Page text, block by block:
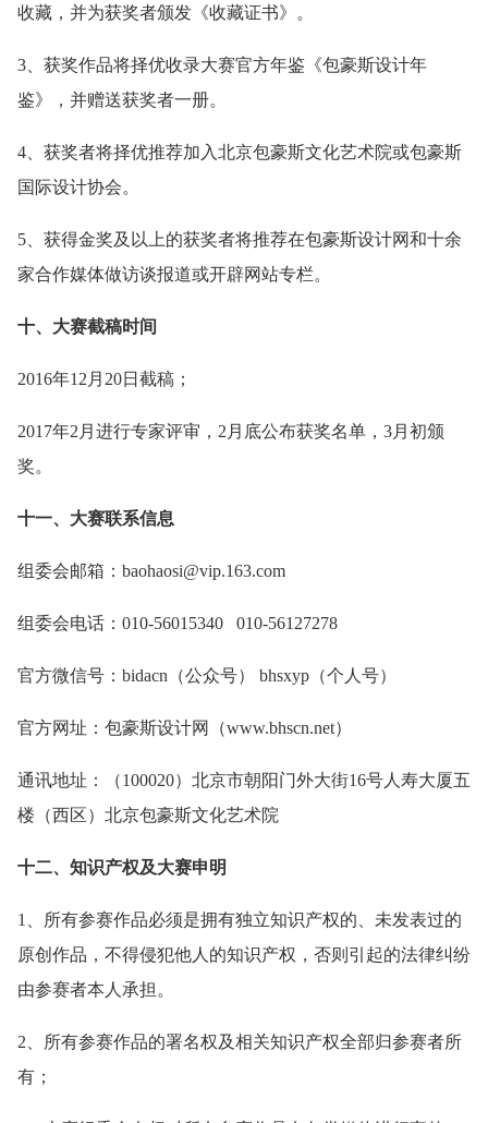
收藏，并为获奖者颁发《收藏证书》。
3、获奖作品将择优收录大赛官方年鉴《包豪斯设计年
鉴》，并赠送获奖者一册。
4、获奖者将择优推荐加入北京包豪斯文化艺术院或包豪斯
国际设计协会。
5、获得金奖及以上的获奖者将推荐在包豪斯设计网和十余
家合作媒体做访谈报道或开辟网站专栏。
十、大赛截稿时间
2016年12月20日截稿；
2017年2月进行专家评审，2月底公布获奖名单，3月初颁
奖。
十一、大赛联系信息
组委会邮箱：baohaosi@vip.163.com
组委会电话：010-56015340 010-56127278
官方微信号：bidacn（公众号） bhsxyp（个人号）
官方网址：包豪斯设计网（www.bhscn.net）
通讯地址：（100020）北京市朝阳门外大街16号人寿大厦五
楼（西区）北京包豪斯文化艺术院
十二、知识产权及大赛申明
1、所有参赛作品必须是拥有独立知识产权的、未发表过的
原创作品，不得侵犯他人的知识产权，否则引起的法律纠纷
由参赛者本人承担。
2、所有参赛作品的署名权及相关知识产权全部归参赛者所
有；